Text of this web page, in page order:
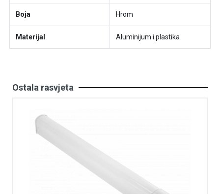
Boja Hrom
Materijal Aluminijum i plastika
Ostala rasvjeta